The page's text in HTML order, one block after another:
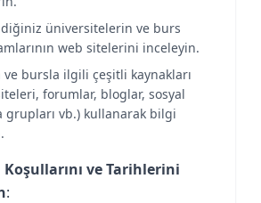
üniversitelerin ve burs
web sitelerini inceleyin.
ve bursla ilgili çeşitli kaynakları
forumlar, bloglar, sosyal
grupları vb.) kullanarak bilgi
ve Tarihlerini
: